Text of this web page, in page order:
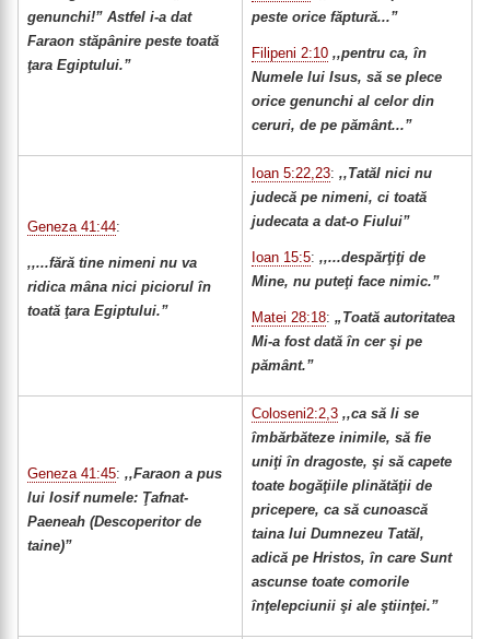
genunchi!” Astfel i-a dat
Faraon stăpânire peste toată
ţara Egiptului.”
peste orice făptură...”
Filipeni 2:10 ,,pentru ca, în
Numele lui Isus, să se plece
orice genunchi al celor din
ceruri, de pe pământ...”
Geneza 41:44:
,,...fără tine nimeni nu va
ridica mâna nici piciorul în
toată ţara Egiptului.”
Ioan 5:22,23: ,,Tatăl nici nu
judecă pe nimeni, ci toată
judecata a dat-o Fiului”
Ioan 15:5: ,,...despărţiţi de
Mine, nu puteţi face nimic.”
Matei 28:18: „Toată autoritatea
Mi-a fost dată în cer şi pe
pământ.”
Geneza 41:45: ,,Faraon a pus
lui Iosif numele: Ţafnat-
Paeneah (Descoperitor de
taine)”
Coloseni2:2,3 ,,ca să li se
îmbărbăteze inimile, să fie
uniţi în dragoste, şi să capete
toate bogăţiile plinătăţii de
pricepere, ca să cunoască
taina lui Dumnezeu Tatăl,
adică pe Hristos, în care Sunt
ascunse toate comorile
înţelepciunii şi ale ştiinţei.”